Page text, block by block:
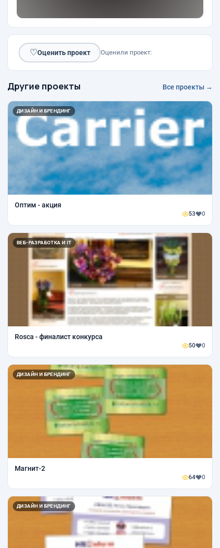
♡Оценить проект Оценили проект:
Другие проекты Все проекты →
ДИЗАЙН И БРЕНДИНГ
Оптим - акция
53 0
ВЕБ-РАЗРАБОТКА И IT
Rosca - финалист конкурса
50 0
ДИЗАЙН И БРЕНДИНГ
Магнит-2
64 0
ДИЗАЙН И БРЕНДИНГ